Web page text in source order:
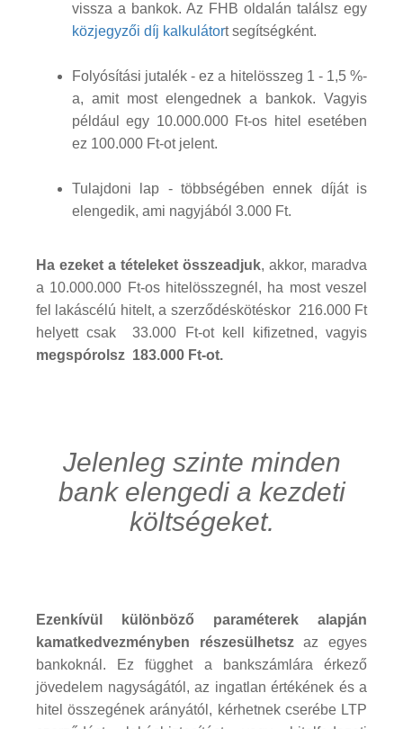
vissza a bankok. Az FHB oldalán találsz egy
közjegyzői díj kalkulátort segítségként.
Folyósítási jutalék - ez a hitelösszeg 1 - 1,5 %-
a, amit most elengednek a bankok. Vagyis
például egy 10.000.000 Ft-os hitel esetében
ez 100.000 Ft-ot jelent.
Tulajdoni lap - többségében ennek díját is
elengedik, ami nagyjából 3.000 Ft.
Ha ezeket a tételeket összeadjuk, akkor, maradva
a 10.000.000 Ft-os hitelösszegnél, ha most veszel
fel lakáscélú hitelt, a szerződéskötéskor 216.000 Ft
helyett csak 33.000 Ft-ot kell kifizetned, vagyis
megspórolsz 183.000 Ft-ot.
Jelenleg szinte minden
bank elengedi a kezdeti
költségeket.
Ezenkívül különböző paraméterek alapján
kamatkedvezményben részesülhetszaz egyes
bankoknál. Ez függhet a bankszámlára érkező
jövedelem nagyságától, az ingatlan értékének és a
hitel összegének arányától, kérhetnek cserébe LTP